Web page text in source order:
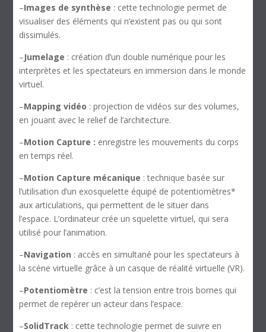
–Images de synthèse : cette technologie permet de
visualiser des éléments qui n’existent pas ou qui sont
dissimulés.
–Jumelage : création d’un double numérique pour les
interprètes et les spectateurs en immersion dans le monde
virtuel.
–Mapping vidéo : projection de vidéos sur des volumes,
en jouant avec le relief de l’architecture.
–Motion Capture : enregistre les mouvements du corps
en temps réel.
–Motion Capture mécanique : technique basée sur
l’utilisation d’un exosquelette équipé de potentiomètres*
aux articulations, qui permettent de le situer dans
l’espace. L’ordinateur crée un squelette virtuel, qui sera
utilisé pour l’animation.
–Navigation : accès en simultané pour les spectateurs à
la scène virtuelle grâce à un casque de réalité virtuelle (VR).
–Potentiomètre : c’est la tension entre trois bornes qui
permet de repérer un acteur dans l’espace.
–SolidTrack : cette technologie permet de suivre en